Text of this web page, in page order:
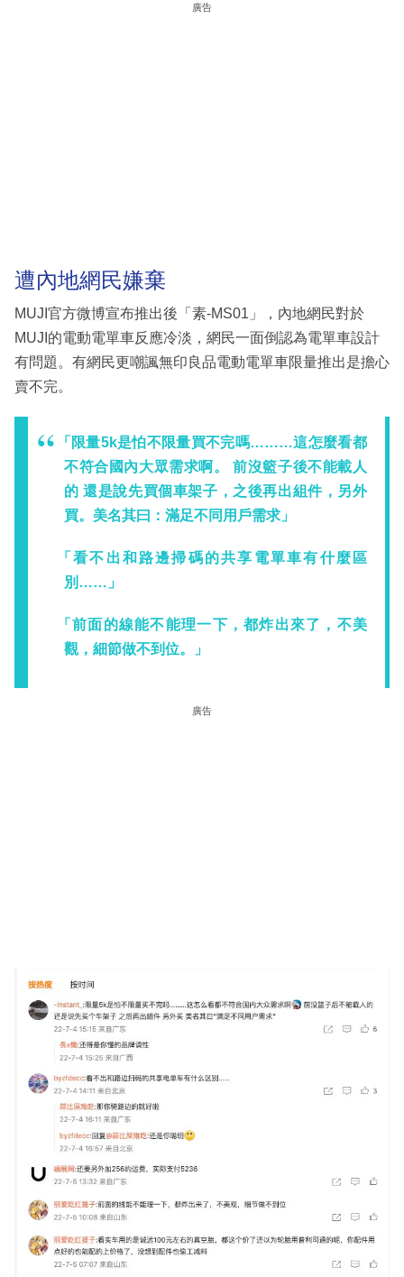
廣告
遭內地網民嫌棄
MUJI官方微博宣布推出後「素-MS01」，內地網民對於
MUJI的電動電單車反應冷淡，網民一面倒認為電單車設計
有問題。有網民更嘲諷無印良品電動電單車限量推出是擔心
賣不完。
「限量5k是怕不限量買不完嗎………這怎麼看都
不符合國內大眾需求啊。 前沒籃子後不能載人
的 還是說先買個車架子，之後再出組件，另外
買。美名其曰：滿足不同用戶需求」
「看不出和路邊掃碼的共享電單車有什麼區
別……」
「前面的線能不能理一下，都炸出來了，不美
觀，細節做不到位。」
廣告